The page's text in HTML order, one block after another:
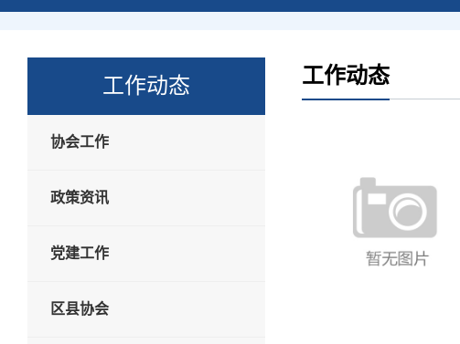
工作动态
协会工作
政策资讯
党建工作
区县协会
工作动态